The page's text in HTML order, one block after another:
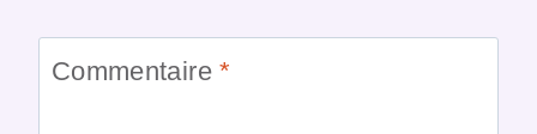
Commentaire*